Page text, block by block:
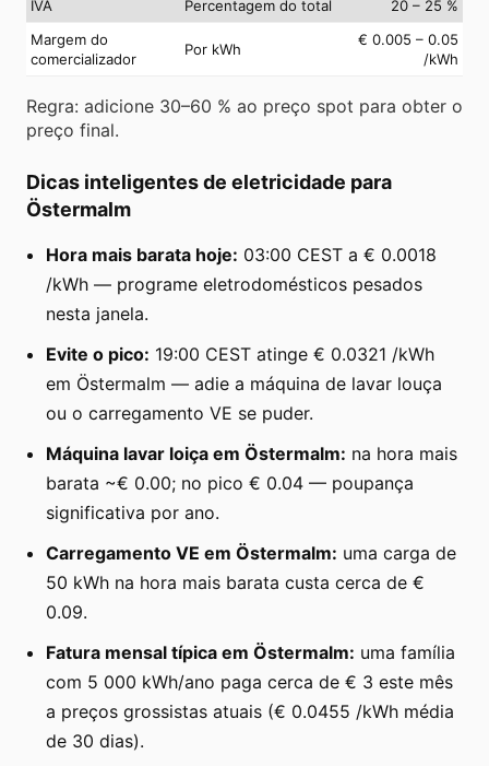
IVA
Percentagem do total
20 – 25 %
Margem do
comercializador
Por kWh
€ 0.005 – 0.05
/kWh
Regra: adicione 30–60 % ao preço spot para obter o
preço final.
Dicas inteligentes de eletricidade para
Östermalm
Hora mais barata hoje: 03:00 CEST a € 0.0018
/kWh — programe eletrodomésticos pesados
nesta janela.
Evite o pico: 19:00 CEST atinge € 0.0321 /kWh
em Östermalm — adie a máquina de lavar louça
ou o carregamento VE se puder.
Máquina lavar loiça em Östermalm: na hora mais
barata ~€ 0.00; no pico € 0.04 — poupança
significativa por ano.
Carregamento VE em Östermalm: uma carga de
50 kWh na hora mais barata custa cerca de €
0.09.
Fatura mensal típica em Östermalm: uma família
com 5 000 kWh/ano paga cerca de € 3 este mês
a preços grossistas atuais (€ 0.0455 /kWh média
de 30 dias).